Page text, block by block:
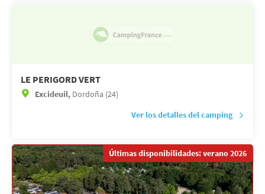
LE PERIGORD VERT
Excideuil, Dordoña (24)
Ver los detalles del camping
Últimas disponibilidades: verano 2026